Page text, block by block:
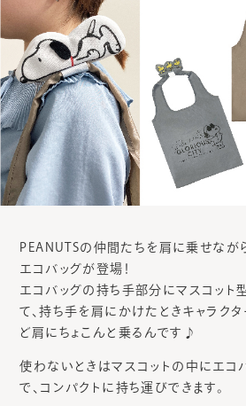
PEANUTSの仲間たちを肩に乗せなが
エコバッグが登場！
エコバッグの持ち手部分にマスコット
て、持ち手を肩にかけたときキャラクタ
ど肩にちょこんと乗るんです♪
使わないときはマスコットの中にエコ
で、コンパクトに持ち運びできます。